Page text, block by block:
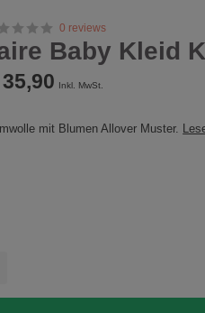
0 reviews
Baby Kleid
Inkl. MwSt.
mit Blumen Allover Muster.